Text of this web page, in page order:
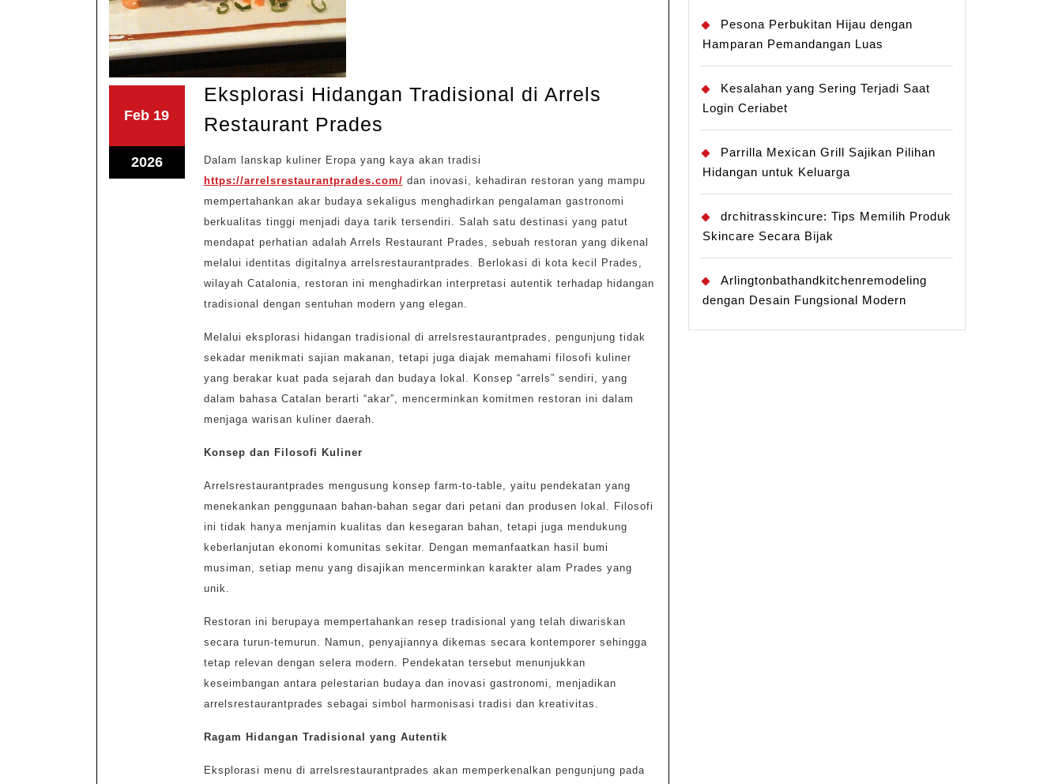
FebFebruari
2026
19Februari
2026Februari
19,
Eksplorasi Hidangan Tradisional di Arrels
Restaurant Prades
Tradisional
di
Arrels
Restaurant
Prades
Dalam lanskap kuliner Eropa yang kaya akan tradisi
https://arrelsrestaurantprades.com/ dan inovasi, kehadiran restoran yang mampu
mempertahankan akar budaya sekaligus menghadirkan pengalaman gastronomi
berkualitas tinggi menjadi daya tarik tersendiri. Salah satu destinasi yang patut
mendapat perhatian adalah Arrels Restaurant Prades, sebuah restoran yang dikenal
melalui identitas digitalnya arrelsrestaurantprades. Berlokasi di kota kecil Prades,
wilayah Catalonia, restoran ini menghadirkan interpretasi autentik terhadap hidangan
tradisional dengan sentuhan modern yang elegan.
Melalui eksplorasi hidangan tradisional di arrelsrestaurantprades, pengunjung tidak
sekadar menikmati sajian makanan, tetapi juga diajak memahami filosofi kuliner
yang berakar kuat pada sejarah dan budaya lokal. Konsep “arrels” sendiri, yang
dalam bahasa Catalan berarti “akar”, mencerminkan komitmen restoran ini dalam
menjaga warisan kuliner daerah.
Konsep dan Filosofi Kuliner
Arrelsrestaurantprades mengusung konsep farm-to-table, yaitu pendekatan yang
menekankan penggunaan bahan-bahan segar dari petani dan produsen lokal. Filosofi
ini tidak hanya menjamin kualitas dan kesegaran bahan, tetapi juga mendukung
keberlanjutan ekonomi komunitas sekitar. Dengan memanfaatkan hasil bumi
musiman, setiap menu yang disajikan mencerminkan karakter alam Prades yang
unik.
Restoran ini berupaya mempertahankan resep tradisional yang telah diwariskan
secara turun-temurun. Namun, penyajiannya dikemas secara kontemporer sehingga
tetap relevan dengan selera modern. Pendekatan tersebut menunjukkan
keseimbangan antara pelestarian budaya dan inovasi gastronomi, menjadikan
arrelsrestaurantprades sebagai simbol harmonisasi tradisi dan kreativitas.
Ragam Hidangan Tradisional yang Autentik
Eksplorasi menu di arrelsrestaurantprades akan memperkenalkan pengunjung pada
Pesona Perbukitan Hijau dengan
Hamparan Pemandangan Luas
Kesalahan yang Sering Terjadi Saat
Login Ceriabet
Parrilla Mexican Grill Sajikan Pilihan
Hidangan untuk Keluarga
drchitrasskincure: Tips Memilih Produk
Skincare Secara Bijak
Arlingtonbathandkitchenremodeling
dengan Desain Fungsional Modern